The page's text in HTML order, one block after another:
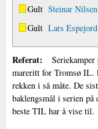
Gult Steinar Nilsen
Gult Lars Espejord
Referat:
mareritt for Tromsø IL.
rekken i så måte. De
baklengsmål i serien på
beste TIL har å vise til.